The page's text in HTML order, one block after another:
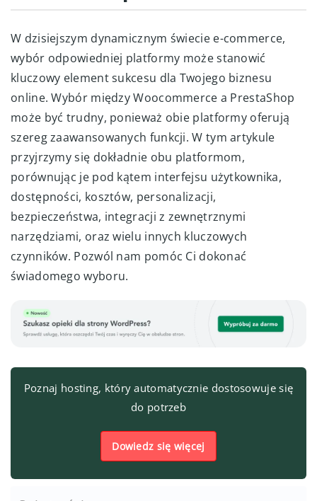
W dzisiejszym dynamicznym świecie e-commerce,
wybór odpowiedniej platformy może stanowić
kluczowy element sukcesu dla Twojego biznesu
online. Wybór między Woocommerce a PrestaShop
może być trudny, ponieważ obie platformy oferują
szereg zaawansowanych funkcji. W tym artykule
przyjrzymy się dokładnie obu platformom,
porównując je pod kątem interfejsu użytkownika,
dostępności, kosztów, personalizacji,
bezpieczeństwa, integracji z zewnętrznymi
narzędziami, oraz wielu innych kluczowych
czynników. Pozwól nam pomóc Ci dokonać
świadomego wyboru.
Poznaj hosting, który automatycznie dostosowuje się
do potrzeb
Dowiedz się więcej